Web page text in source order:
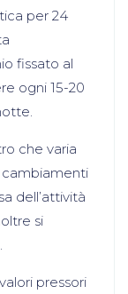
per 24
fissato al
ogni 15-20
che varia
cambiamenti
dell’attività
si
pressori